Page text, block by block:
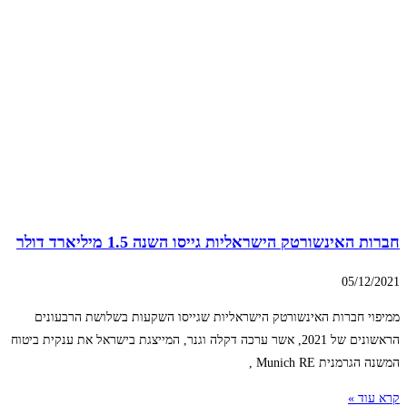
חברות האינשורטק הישראליות גייסו השנה 1.5 מיליארד דולר
05/12/2021
ממיפוי חברות האינשורטק הישראליות שגייסו השקעות בשלושת הרבעונים
הראשונים של 2021, אשר ערכה דקלה וגנר, המייצגת בישראל את ענקית ביטוח
המשנה הגרמנית Munich RE ,
קרא עוד »